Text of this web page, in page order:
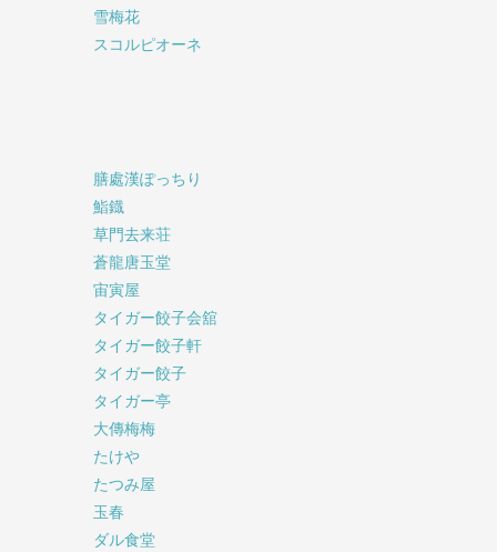
雪梅花
スコルピオーネ
膳處漢ぽっちり
鮨鐡
草門去来荘
蒼龍唐玉堂
宙寅屋
タイガー餃子会舘
タイガー餃子軒
タイガー餃子
タイガー亭
大傳梅梅
たけや
たつみ屋
玉春
ダル食堂